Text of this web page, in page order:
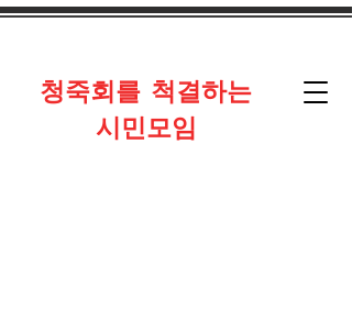
​청죽회를 척결하는
시민모임